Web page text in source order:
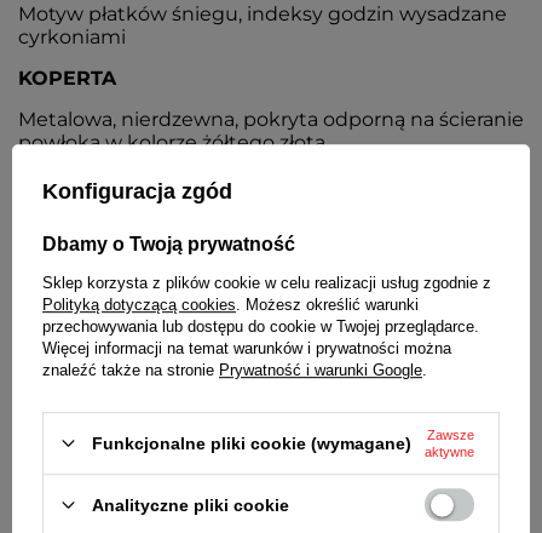
Motyw płatków śniegu, indeksy godzin wysadzane
cyrkoniami
KOPERTA
Metalowa, nierdzewna, pokryta odporną na ścieranie
powłoką w kolorze żółtego złota
BRANSOLETA
nierdzewnej, pokryta powłoką w kolorze żółtego
BATERIA
Orientacyjny czas działania zegarka bez
konieczności wymiany baterii - 3 lata
MECHANIZM
ŚREDNICA KOPERTY
Konfiguracja zgód
Dbamy o Twoją prywatność
Sklep korzysta z plików cookie w celu realizacji usług zgodnie z
Polityką dotyczącą cookies . Możesz określić warunki
przechowywania lub dostępu do cookie w Twojej przeglądarce.
Więcej informacji na temat warunków i prywatności można
znaleźć także na stronie Prywatność i warunki Google
Funkcjonalne pliki cookie (wymagane)
Zawsze
aktywne
Analityczne pliki cookie